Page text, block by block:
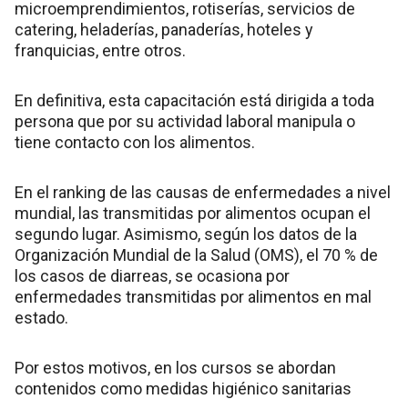
microemprendimientos, rotiserías, servicios de
catering, heladerías, panaderías, hoteles y
franquicias, entre otros.
En definitiva, esta capacitación está dirigida a toda
persona que por su actividad laboral manipula o
tiene contacto con los alimentos.
En el ranking de las causas de enfermedades a nivel
mundial, las transmitidas por alimentos ocupan el
segundo lugar. Asimismo, según los datos de la
Organización Mundial de la Salud (OMS), el 70 % de
los casos de diarreas, se ocasiona por
enfermedades transmitidas por alimentos en mal
estado.
Por estos motivos, en los cursos se abordan
contenidos como medidas higiénico sanitarias